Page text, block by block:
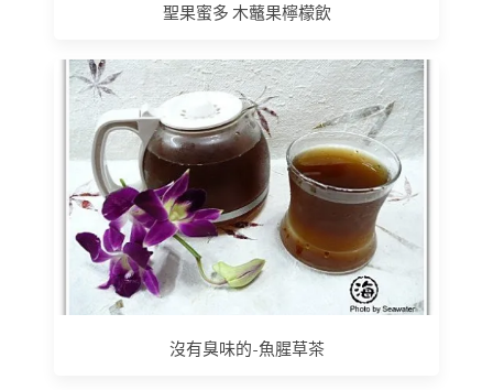
聖果蜜多 木虌果檸檬飲
沒有臭味的-魚腥草茶